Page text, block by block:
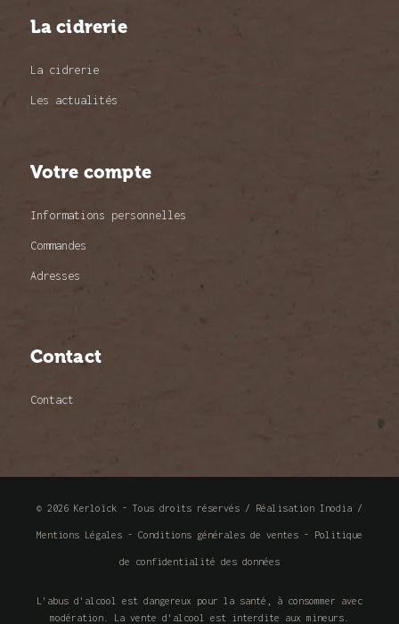
La cidrerie
La cidrerie
Les actualités
Votre compte
Informations personnelles
Commandes
Adresses
Contact
Contact
© 2026 Kerloïck - Tous droits réservés / Réalisation Inodia/
Mentions Légales- Conditions générales de ventes- Politique
de confidentialité des données
L'abus d'alcool est dangereux pour la santé, à consommer avec
modération. La vente d'alcool est interdite aux mineurs.